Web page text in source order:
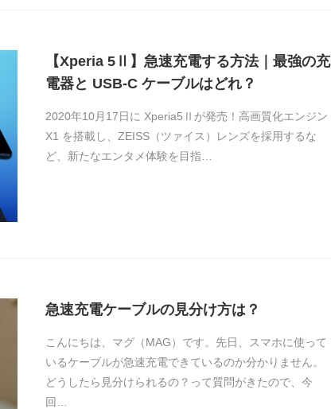
【Xperia 5Ⅱ】急速充電する方法｜最強の充
電器と USB-C ケーブルはどれ？
2020年10月17日に Xperia5Ⅱが発売！高画質化エンジン
X1 を搭載し、ZEISS（ツァイス）レンズを採用するな
ど、新たなエンタメ体験を目指…
急速充電ケーブルの見分け方は？
こんにちは、マグ（MAG）です。先日、スマホに使って
いるケーブルが急速充電できているのか分かりません。
どうしたら見分けられるの？って質問がきたので、今
回…